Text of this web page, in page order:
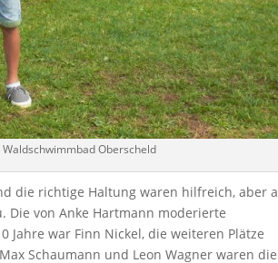
Oberscheld
die richtige Haltung waren hilfreich, aber
Die von Anke Hartmann moderierte
Jahre war Finn Nickel, die weiteren Plätze
Schaumann und Leon Wagner waren die